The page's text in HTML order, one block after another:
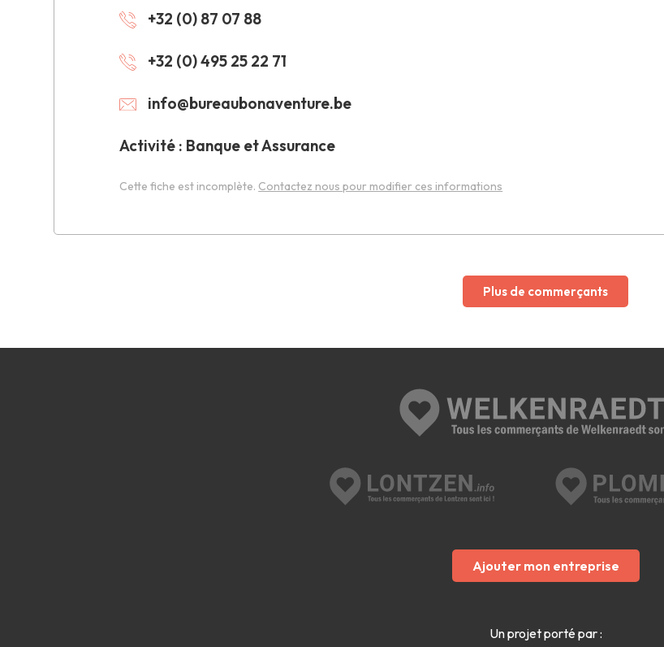
+32 (0) 87 07 88
+32 (0) 495 25 22 71
info@bureaubonaventure.be
Activité : Banque et Assurance
Cette fiche est incomplète. Contactez nous pour modifier ces informations
Plus de commerçants
Ajouter mon entreprise
Un projet porté par :